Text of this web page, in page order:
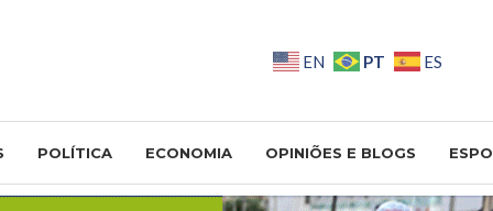
EN PT ES
POLÍTICA ECONOMIA OPINIÕES E BLOGS